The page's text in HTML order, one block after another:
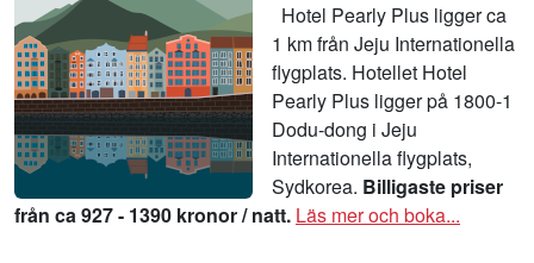
Hotel Pearly Plus ligger ca
1 km från Jeju Internationella
flygplats. Hotellet Hotel
Pearly Plus ligger på 1800-1
Dodu-dong i Jeju
Internationella flygplats,
Sydkorea. Billigaste priser
från ca 927 - 1390 kronor / natt. Läs mer och boka...